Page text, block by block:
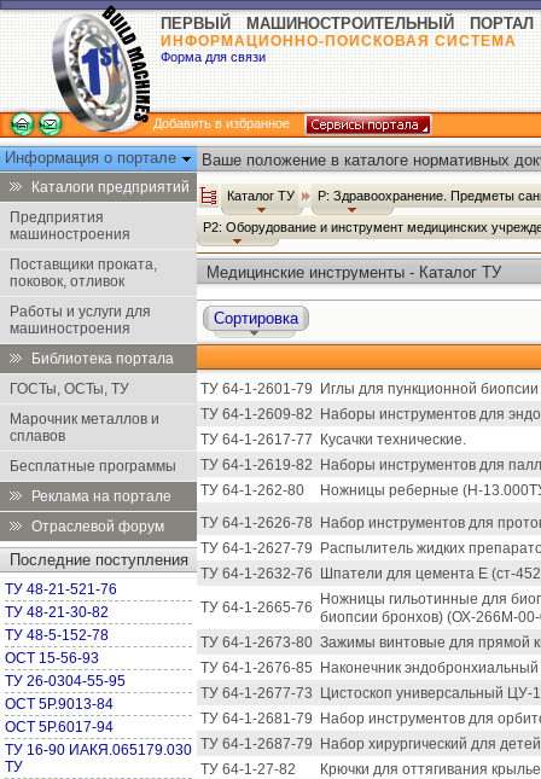
ПЕРВЫЙ МАШИНОСТРОИТЕЛЬНЫЙ ПОРТАЛ
ИНФОРМАЦИОННО-ПОИСКОВАЯ СИСТЕМА
Форма для связи
Добавить в избранное
Информация о портале
Каталоги предприятий
Предприятия
машиностроения
Поставщики проката,
поковок, отливок
Работы и услуги для
машиностроения
Библиотека портала
ГОСТы, ОСТы, ТУ
Марочник металлов и
сплавов
Бесплатные программы
Реклама на портале
Отраслевой форум
Последние поступления
ТУ 48-21-521-76
ТУ 48-21-30-82
ТУ 48-5-152-78
ОСТ 15-56-93
ТУ 26-0304-55-95
ОСТ 5Р.9013-84
ОСТ 5Р.6017-94
ТУ 16-90 ИАКЯ.065179.030
ТУ
Ваше положение в каталоге нормативных
Каталог ТУ Р: Здравоохранение. Предметы
Р2: Оборудование и инструмент медицинских
Медицинские инструменты - Каталог ТУ
Сортировка
ТУ 64-1-2601-79
Иглы для пункционной
ТУ 64-1-2609-82
Наборы инструментов для
ТУ 64-1-2617-77
Кусачки технические.
ТУ 64-1-2619-82
Наборы инструментов для
ТУ 64-1-262-80
Ножницы реберные (Н-
ТУ 64-1-2626-78
Набор инструментов для
ТУ 64-1-2627-79
Распылитель жидких
ТУ 64-1-2632-76
Шпатели для цемента Е (ст-
ТУ 64-1-2665-76
Ножницы гильотинные для
биопсии бронхов) (ОХ-266М-
ТУ 64-1-2673-80 Зажимы винтовые для прямой
ТУ 64-1-2676-85
Наконечник
ТУ 64-1-2677-73
Цистоскоп универсальный ЦУ-
ТУ 64-1-2681-79
Набор инструментов для
ТУ 64-1-2687-79
Набор хирургический для
ТУ 64-1-27-82
Крючки для оттягивания